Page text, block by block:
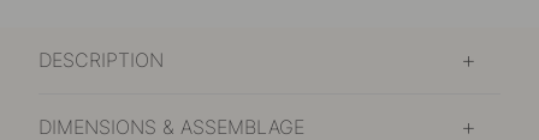
DESCRIPTION
DIMENSIONS & ASSEMBLAGE